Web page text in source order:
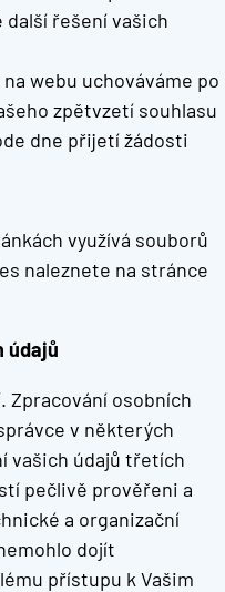
řešení vašich
webu uchováváme po
zpětvzetí souhlasu
dne přijetí žádosti
využívá souborů
naleznete na stránce
údajů
Zpracování osobních
v některých
vašich údajů třetích
pečlivě prověřeni a
a organizační
dojít
přístupu k Vašim